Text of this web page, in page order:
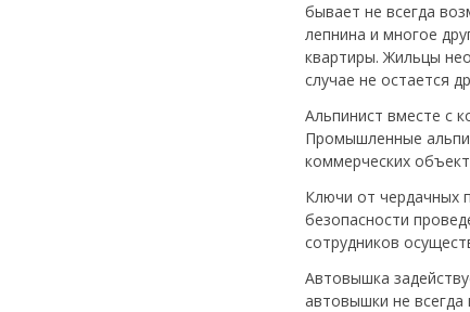
бывает не всегда
лепнина и многое
квартиры. Жильцы
случае не остается
Альпинист вместе с
Промышленные
коммерческих
Ключи от чердачных
безопасности
сотрудников
Автовышка
автовышки не